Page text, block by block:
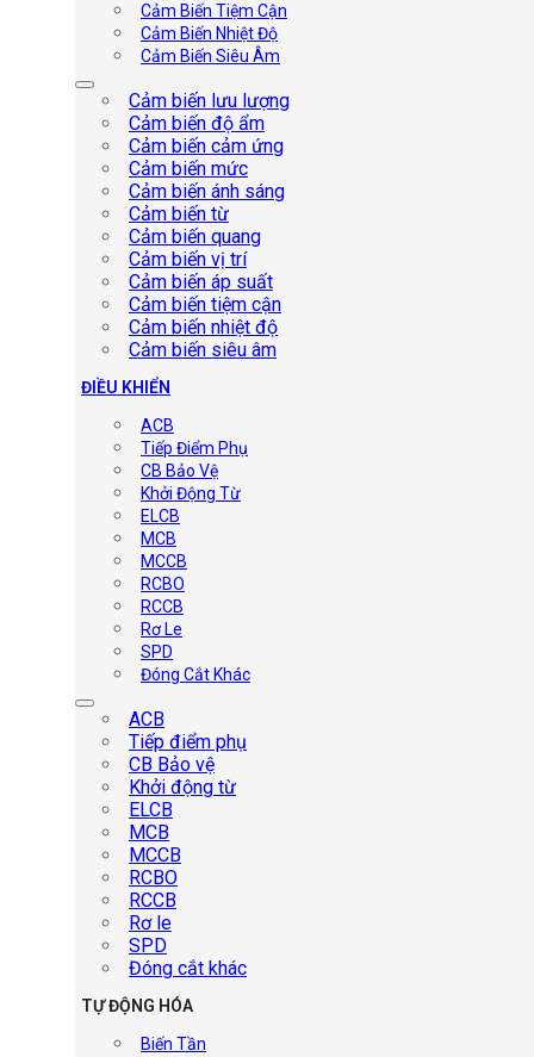
Cảm Biến Tiệm Cận
Cảm Biến Nhiệt Độ
Cảm Biến Siêu Âm
Cảm biến lưu lượng
Cảm biến độ ẩm
Cảm biến cảm ứng
Cảm biến mức
Cảm biến ánh sáng
Cảm biến từ
Cảm biến quang
Cảm biến vị trí
Cảm biến áp suất
Cảm biến tiệm cận
Cảm biến nhiệt độ
Cảm biến siêu âm
ĐIỀU KHIỂN
ACB
Tiếp Điểm Phụ
CB Bảo Vệ
Khởi Động Từ
ELCB
MCB
MCCB
RCBO
RCCB
Rơ Le
SPD
Đóng Cắt Khác
ACB
Tiếp điểm phụ
CB Bảo vệ
Khởi động từ
ELCB
MCB
MCCB
RCBO
RCCB
Rơ le
SPD
Đóng cắt khác
TỰ ĐỘNG HÓA
Biến Tần